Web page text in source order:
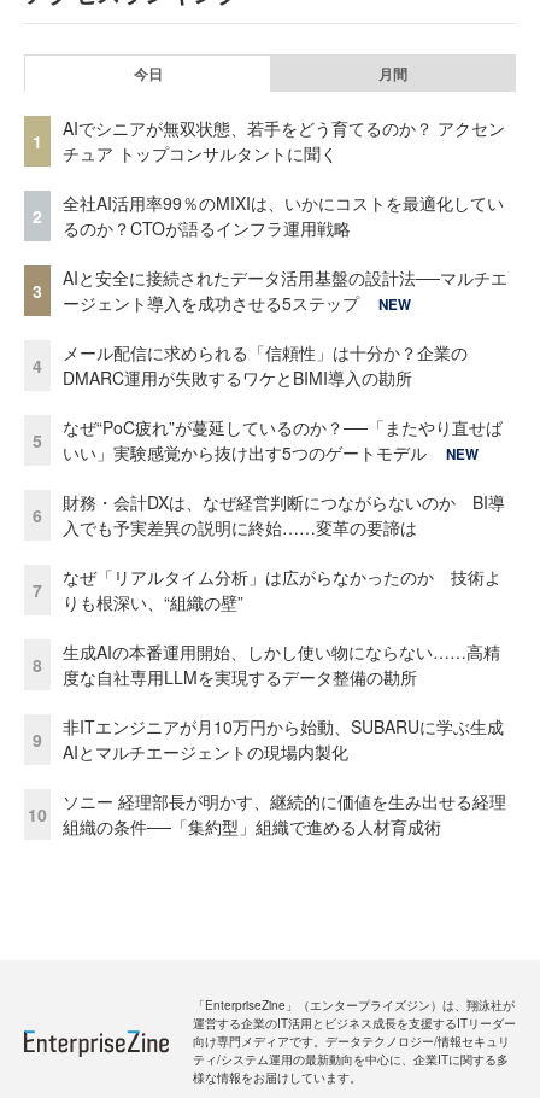
今日 月間
1
AIでシニアが無双状態、若手をどう育てるのか？ アクセン
チュア トップコンサルタントに聞く
2
全社AI活用率99％のMIXIは、いかにコストを最適化してい
るのか？CTOが語るインフラ運用戦略
3
AIと安全に接続されたデータ活用基盤の設計法──マルチエ
ージェント導入を成功させる5ステップ
NEW
4
メール配信に求められる「信頼性」は十分か？企業の
DMARC運用が失敗するワケとBIMI導入の勘所
5
なぜ“PoC疲れ”が蔓延しているのか？──「またやり直せば
いい」実験感覚から抜け出す5つのゲートモデル
NEW
6
財務・会計DXは、なぜ経営判断につながらないのか BI導
入でも予実差異の説明に終始……変革の要諦は
7
なぜ「リアルタイム分析」は広がらなかったのか 技術よ
りも根深い、“組織の壁”
8
生成AIの本番運用開始、しかし使い物にならない……高精
度な自社専用LLMを実現するデータ整備の勘所
9
非ITエンジニアが月10万円から始動、SUBARUに学ぶ生成
AIとマルチエージェントの現場内製化
10
ソニー 経理部長が明かす、継続的に価値を生み出せる経理
組織の条件──「集約型」組織で進める人材育成術
「EnterpriseZine」（エンタープライズジン）は、翔泳社が
運営する企業のIT活用とビジネス成長を支援するITリーダー
向け専門メディアです。データテクノロジー/情報セキュリ
ティ/システム運用の最新動向を中心に、企業ITに関する多
様な情報をお届けしています。